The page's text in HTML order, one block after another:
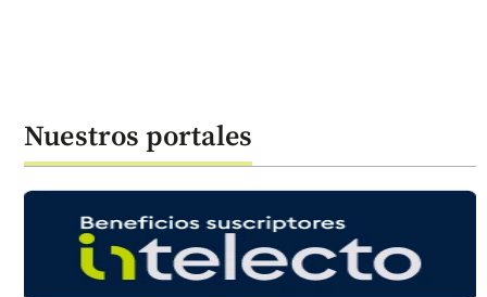
Nuestros portales